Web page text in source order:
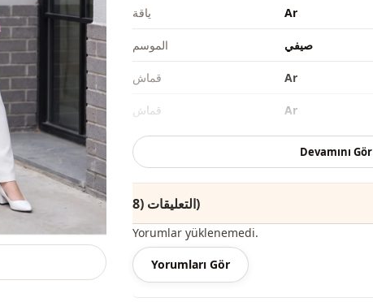
ياقة Ar
الموسم صيفي
قماش Ar
قماش Ar
قماش
الصورة الظلية
الطول
الأناقة
Devamını Gör
التعليقات (8)
Yorumlar yüklenemedi.
Yorumları Gör